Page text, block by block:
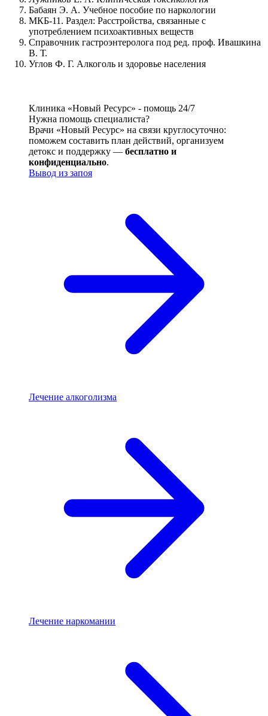
Бабаян Э. А. Учебное пособие по наркологии
МКБ-11. Раздел: Расстройства, связанные с
употреблением психоактивных веществ
Справочник гастроэнтеролога под ред. проф. Ивашкина
В. Т.
Углов Ф. Г. Алкоголь и здоровье населения
Клиника «Новый Ресурс» - помощь 24/7
Нужна помощь специалиста?
Врачи «Новый Ресурс» на связи круглосуточно:
поможем составить план действий, организуем
детокс и поддержку — бесплатно и
конфиденциально.
Вывод из запоя
Лечение алкоголизма
Лечение наркомании